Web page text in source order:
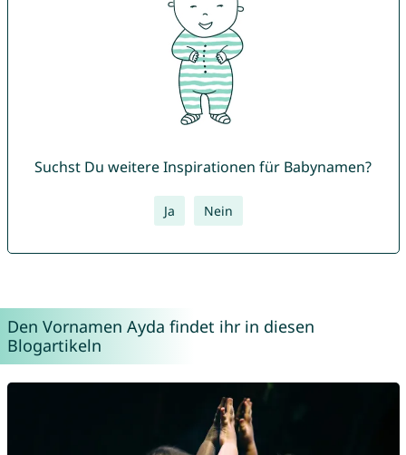
Suchst Du weitere Inspirationen für Babynamen?
Ja Nein
Den Vornamen Ayda findet ihr in diesen
Blogartikeln